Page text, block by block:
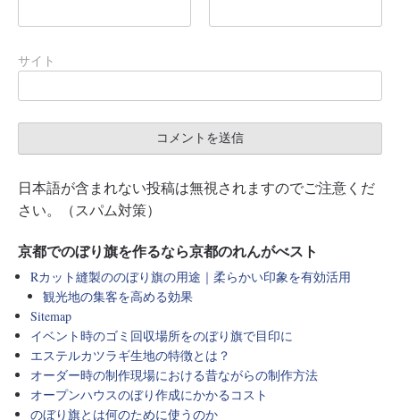
サイト
日本語が含まれない投稿は無視されますのでご注意くだ
さい。（スパム対策）
京都でのぼり旗を作るなら京都のれんがべスト
Rカット縫製ののぼり旗の用途｜柔らかい印象を有効活用
観光地の集客を高める効果
Sitemap
イベント時のゴミ回収場所をのぼり旗で目印に
エステルカツラギ生地の特徴とは？
オーダー時の制作現場における昔ながらの制作方法
オープンハウスのぼり作成にかかるコスト
のぼり旗とは何のために使うのか